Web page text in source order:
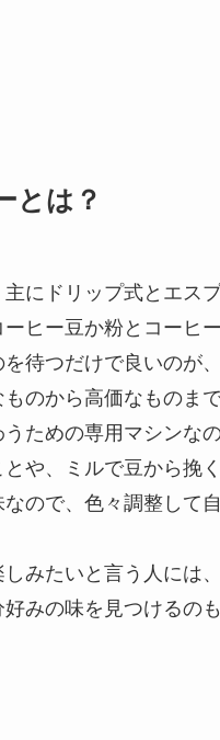
とは？
にドリップ式とエス
ヒー豆か粉とコーヒ
待つだけで良いのが
のから高価なものま
ための専用マシンな
や、ミルで豆から挽
ので、色々調整して
みたいと言う人には
みの味を見つけるの